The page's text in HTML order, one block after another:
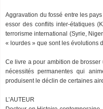
Aggravation du fossé entre les
essor des conflits inter-étatiques
terrorisme international (Syrie,
« lourdes » que sont les évolutions
Ce livre a pour ambition de
nécessités permanentes qui
produisent le déclin de certaines
L’AUTEUR